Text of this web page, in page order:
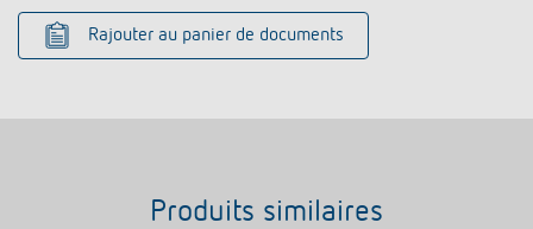
Rajouter au panier de documents
Produits similaires